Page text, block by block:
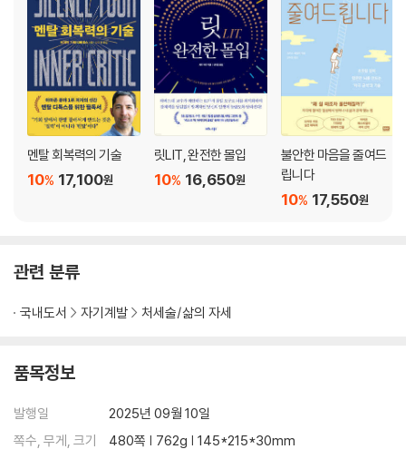
멘탈 회복력의 기술
17,100원
10%
릿LIT, 완전한 몰입
16,650원
10%
불안한 마음을 줄여드
립니다
17,550원
10%
관련 분류
국내도서 자기계발 처세술/삶의 자세
품목정보
발행일
2025년 09월 10일
쪽수, 무게, 크기
480쪽 | 762g | 145*215*30mm